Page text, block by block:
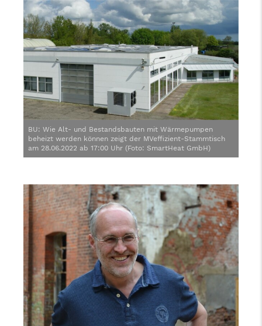
BU: Wie Alt- und Bestandsbauten mit Wärmepumpen
beheizt werden können zeigt der MVeffizient-Stammtisch
am 28.06.2022 ab 17:00 Uhr (Foto: SmartHeat GmbH)